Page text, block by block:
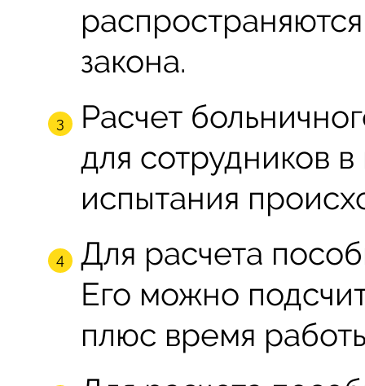
закона.
Расчет
для сотрудников
испытания
Для расчета
Его можно
плюс время